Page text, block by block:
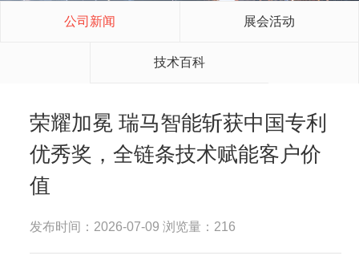
公司新闻 展会活动
技术百科
荣耀加冕 瑞马智能斩获中国专利
优秀奖，全链条技术赋能客户价
值
发布时间：2026-07-09 浏览量：216